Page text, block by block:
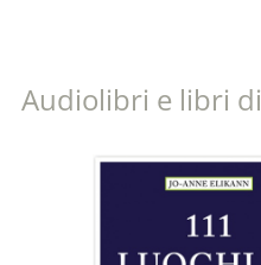
Audiolibri e libri di